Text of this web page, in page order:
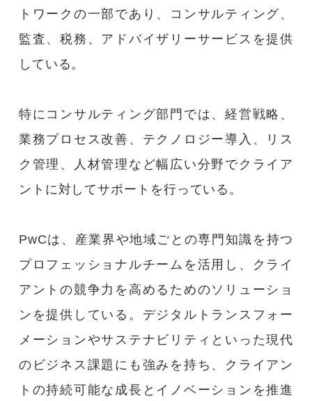
トワークの一部であり、コンサルティング、
監査、税務、アドバイザリーサービスを提供
している。
特にコンサルティング部門では、経営戦略、
業務プロセス改善、テクノロジー導入、リス
ク管理、人材管理など幅広い分野でクライア
ントに対してサポートを行っている。
PwCは、産業界や地域ごとの専門知識を持つ
プロフェッショナルチームを活用し、クライ
アントの競争力を高めるためのソリューショ
ンを提供している。デジタルトランスフォー
メーションやサステナビリティといった現代
のビジネス課題にも強みを持ち、クライアン
トの持続可能な成長とイノベーションを推進